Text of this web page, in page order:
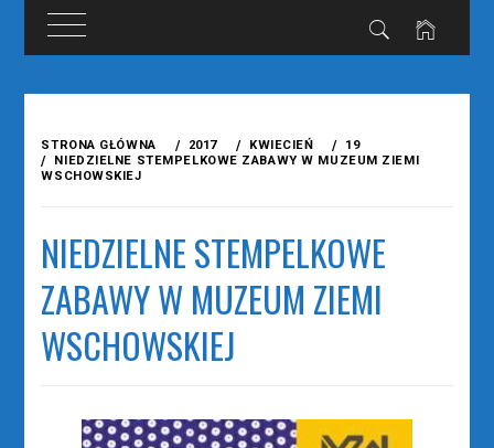
treści
STRONA GŁÓWNA 2017 KWIECIEŃ
19
NIEDZIELNE STEMPELKOWE ZABAWY W MUZEUM ZIEMI
WSCHOWSKIEJ
NIEDZIELNE STEMPELKOWE
ZABAWY W MUZEUM ZIEMI
WSCHOWSKIEJ